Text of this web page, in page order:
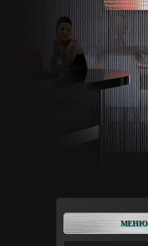
МЕНЮ